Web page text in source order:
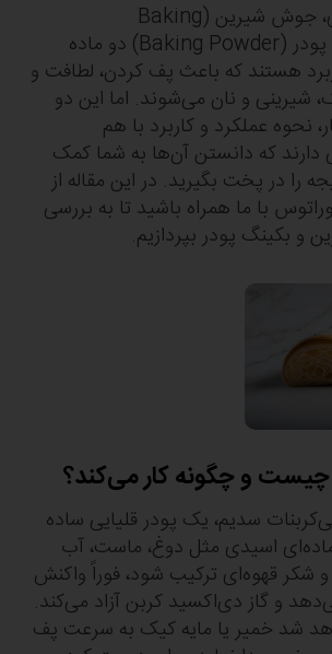
در آشپزی و قنادی، جوش شیرین (Baking
Soda) و بیکینگ پودر (Baking Powder) دو ماده
هستند که باعث پف کردن، لطافت و
شیرینی و نان می‌شوند. اما این دو
نحوه عملکرد و کاربرد با هم
که دانستن آن‌ها به شما کمک
را در پخت‌ بگیرید. در این مقاله از
با ما همراه باشید تا به بررسی
بکینگ پودر بپردازیم.
و چگونه کار می‌کند؟
سدیم، یک پودر قلیایی ساده
اسیدی مثل دوغ، ماست، آب
شکر قهوه‌ای ترکیب شود، فوراً واکنش
و گاز دی‌اکسید کربن آزاد می‌کند.
شد خمیر یا مایه کیک به سرعت پف